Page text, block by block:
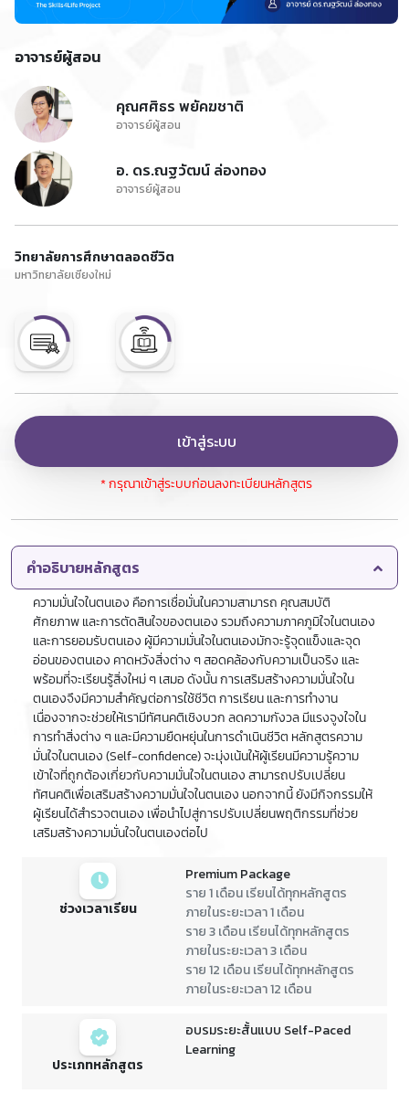
คำอธิบายหลักสูตร
ความมั่นใจในตนเอง คือการเชื่อมั่นในความสามารถ คุณสมบัติ
ศักยภาพ และการตัดสินใจของตนเอง รวมถึงความภาคภูมิใจในตนเอง
และการยอมรับตนเอง ผู้มีความมั่นใจในตนเองมักจะรู้จุดแข็งและจุด
อ่อนของตนเอง คาดหวังสิ่งต่าง ๆ สอดคล้องกับความเป็นจริง และ
พร้อมที่จะเรียนรู้สิ่งใหม่ ๆ เสมอ ดังนั้น การเสริมสร้างความมั่นใจใน
ตนเองจึงมีความสำคัญต่อการใช้ชีวิต การเรียน และการทำงาน
เนื่องจากจะช่วยให้เรามีทัศนคติเชิงบวก ลดความกังวล มีแรงจูงใจใน
การทำสิ่งต่าง ๆ และมีความยืดหยุ่นในการดำเนินชีวิต หลักสูตรความ
มั่นใจในตนเอง (Self-confidence) จะมุ่งเน้นให้ผู้เรียนมีความรู้ความ
เข้าใจที่ถูกต้องเกี่ยวกับความมั่นใจในตนเอง สามารถปรับเปลี่ยน
ทัศนคติเพื่อเสริมสร้างความมั่นใจในตนเอง นอกจากนี้ ยังมีกิจกรรมให้
ผู้เรียนได้สำรวจตนเอง เพื่อนำไปสู่การปรับเปลี่ยนพฤติกรรมที่ช่วย
เสริมสร้างความมั่นใจในตนเองต่อไป
ช่วงเวลาเรียน
Premium Package
ราย 1 เดือน เรียนได้ทุกหลักสูตร
ภายในระยะเวลา 1 เดือน
ราย 3 เดือน เรียนได้ทุกหลักสูตร
ภายในระยะเวลา 3 เดือน
ราย 12 เดือน เรียนได้ทุกหลักสูตร
ภายในระยะเวลา 12 เดือน
ประเภทหลักสูตร
อบรมระยะสั้นแบบ Self-Paced
Learning
อาจารย์ผู้สอน
คุณศศิธร พยัคฆชาติ
อาจารย์ผู้สอน
อ. ดร.ณฐวัฒน์ ล่องทอง
อาจารย์ผู้สอน
วิทยาลัยการศึกษาตลอดชีวิต
มหาวิทยาลัยเชียงใหม่
เข้าสู่ระบบ
* กรุณาเข้าสู่ระบบก่อนลงทะเบียนหลักสูตร